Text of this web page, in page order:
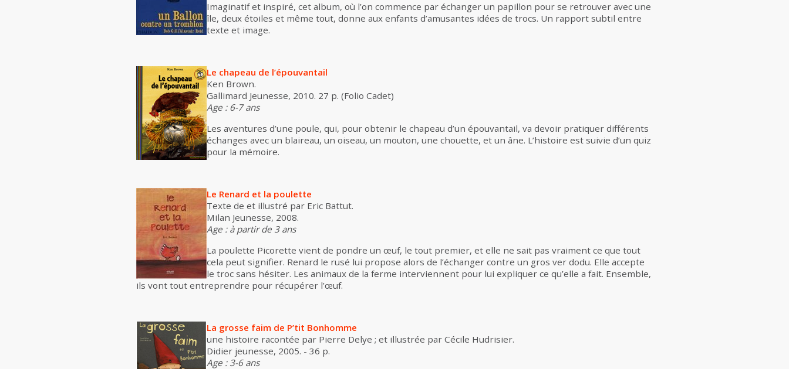
Imaginatif et inspiré, cet album, où l’on commence par échanger un papillon pour se retrouver avec une
île, deux étoiles et même tout, donne aux enfants d’amusantes idées de trocs. Un rapport subtil entre
texte et image.
Le chapeau de l’épouvantail
Ken Brown.
Gallimard Jeunesse, 2010. 27 p. (Folio Cadet)
Age : 6-7 ans
Les aventures d’une poule, qui, pour obtenir le chapeau d’un épouvantail, va devoir pratiquer différents
échanges avec un blaireau, un oiseau, un mouton, une chouette, et un âne. L’histoire est suivie d’un quiz
pour la mémoire.
Le Renard et la poulette
Texte de et illustré par Eric Battut.
Milan Jeunesse, 2008.
Age : à partir de 3 ans
La poulette Picorette vient de pondre un œuf, le tout premier, et elle ne sait pas vraiment ce que tout
cela peut signifier. Renard le rusé lui propose alors de l’échanger contre un gros ver dodu. Elle accepte
le troc sans hésiter. Les animaux de la ferme interviennent pour lui expliquer ce qu’elle a fait. Ensemble,
ils vont tout entreprendre pour récupérer l’œuf.
La grosse faim de P’tit Bonhomme
une histoire racontée par Pierre Delye ; et illustrée par Cécile Hudrisier.
Didier jeunesse, 2005. - 36 p.
Age : 3-6 ans